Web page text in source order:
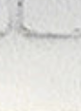
1 704 ₸
Подробнее